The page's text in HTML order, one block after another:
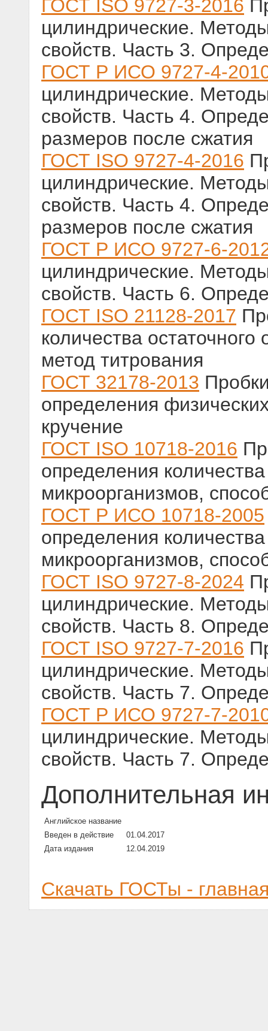
ГОСТ ISO 9727-3-2016
цилиндрические.
свойств. Часть 3.
ГОСТ Р ИСО 9727-4-
цилиндрические.
свойств. Часть 4.
размеров после сжатия
ГОСТ ISO 9727-4-2016
цилиндрические.
свойств. Часть 4.
размеров после сжатия
ГОСТ Р ИСО 9727-6-
цилиндрические.
свойств. Часть 6.
ГОСТ ISO 21128-2017
количества
метод титрования
ГОСТ 32178-2013
определения
кручение
ГОСТ ISO 10718-2016
определения
микроорганизмов,
ГОСТ Р ИСО 10718-2005
определения
микроорганизмов,
ГОСТ ISO 9727-8-2024
цилиндрические.
свойств. Часть 8.
ГОСТ ISO 9727-7-2016
цилиндрические.
свойств. Часть 7.
ГОСТ Р ИСО 9727-7-
цилиндрические.
свойств. Часть 7.
Дополнительная
Английское название
Введен в действие
01.04.2017
Дата издания
12.04.2019
Скачать ГОСТы -